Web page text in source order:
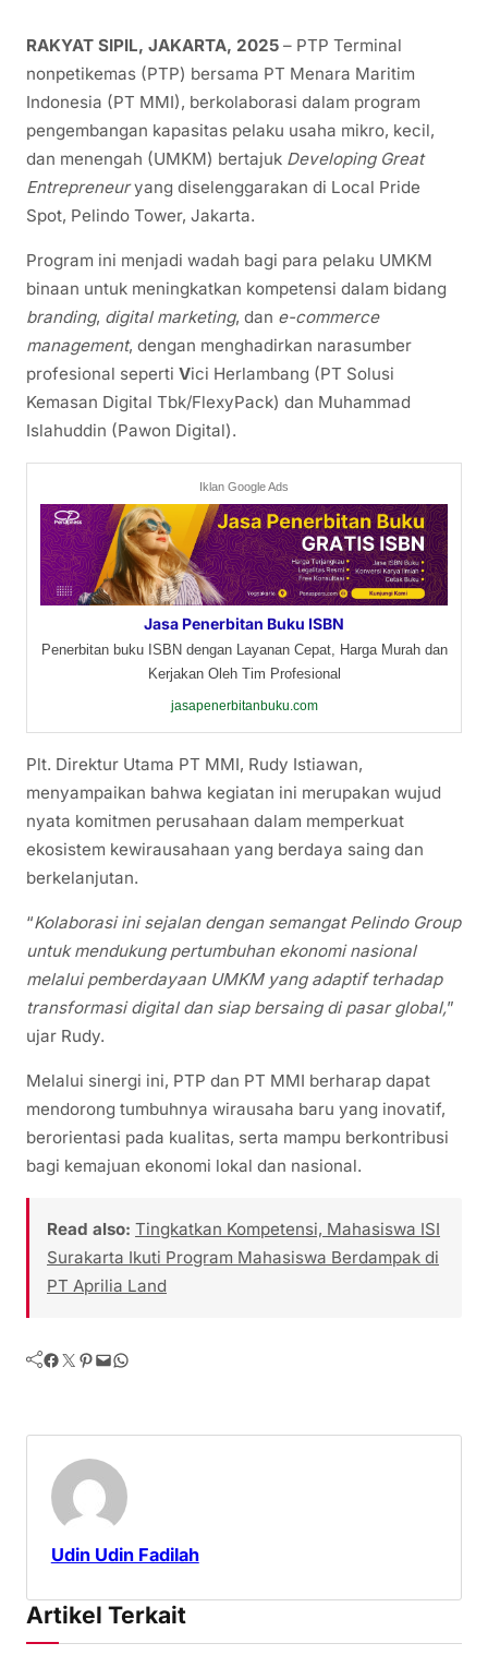
RAKYAT SIPIL, JAKARTA, 2025 – PTP Terminal
nonpetikemas (PTP) bersama PT Menara Maritim
Indonesia (PT MMI), berkolaborasi dalam program
pengembangan kapasitas pelaku usaha mikro, kecil,
dan menengah (UMKM) bertajuk Developing Great
Entrepreneuryang diselenggarakan di Local Pride
Spot, Pelindo Tower, Jakarta.
Program ini menjadi wadah bagi para pelaku UMKM
binaan untuk meningkatkan kompetensi dalam bidang
branding, digital marketing, dan e-commerce
management, dengan menghadirkan narasumber
profesional seperti Vici Herlambang (PT Solusi
Kemasan Digital Tbk/FlexyPack) dan Muhammad
Islahuddin (Pawon Digital).
Iklan Google Ads
Jasa Penerbitan Buku ISBN
Penerbitan buku ISBN dengan Layanan Cepat, Harga Murah dan
Kerjakan Oleh Tim Profesional
jasapenerbitanbuku.com
Plt. Direktur Utama PT MMI, Rudy Istiawan,
menyampaikan bahwa kegiatan ini merupakan wujud
nyata komitmen perusahaan dalam memperkuat
ekosistem kewirausahaan yang berdaya saing dan
berkelanjutan.
“Kolaborasi ini sejalan dengan semangat Pelindo Group
untuk mendukung pertumbuhan ekonomi nasional
melalui pemberdayaan UMKM yang adaptif terhadap
transformasi digital dan siap bersaing di pasar global,”
ujar Rudy.
Melalui sinergi ini, PTP dan PT MMI berharap dapat
mendorong tumbuhnya wirausaha baru yang inovatif,
berorientasi pada kualitas, serta mampu berkontribusi
bagi kemajuan ekonomi lokal dan nasional.
Read also: Tingkatkan Kompetensi, Mahasiswa ISI
Surakarta Ikuti Program Mahasiswa Berdampak di
PT Aprilia Land
Facebook Twitter Pinterest Mail WhatsApp
Udin Udin Fadilah
Artikel Terkait